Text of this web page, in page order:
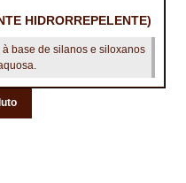
HIDRORREPELENTE)
base de silanos e siloxanos